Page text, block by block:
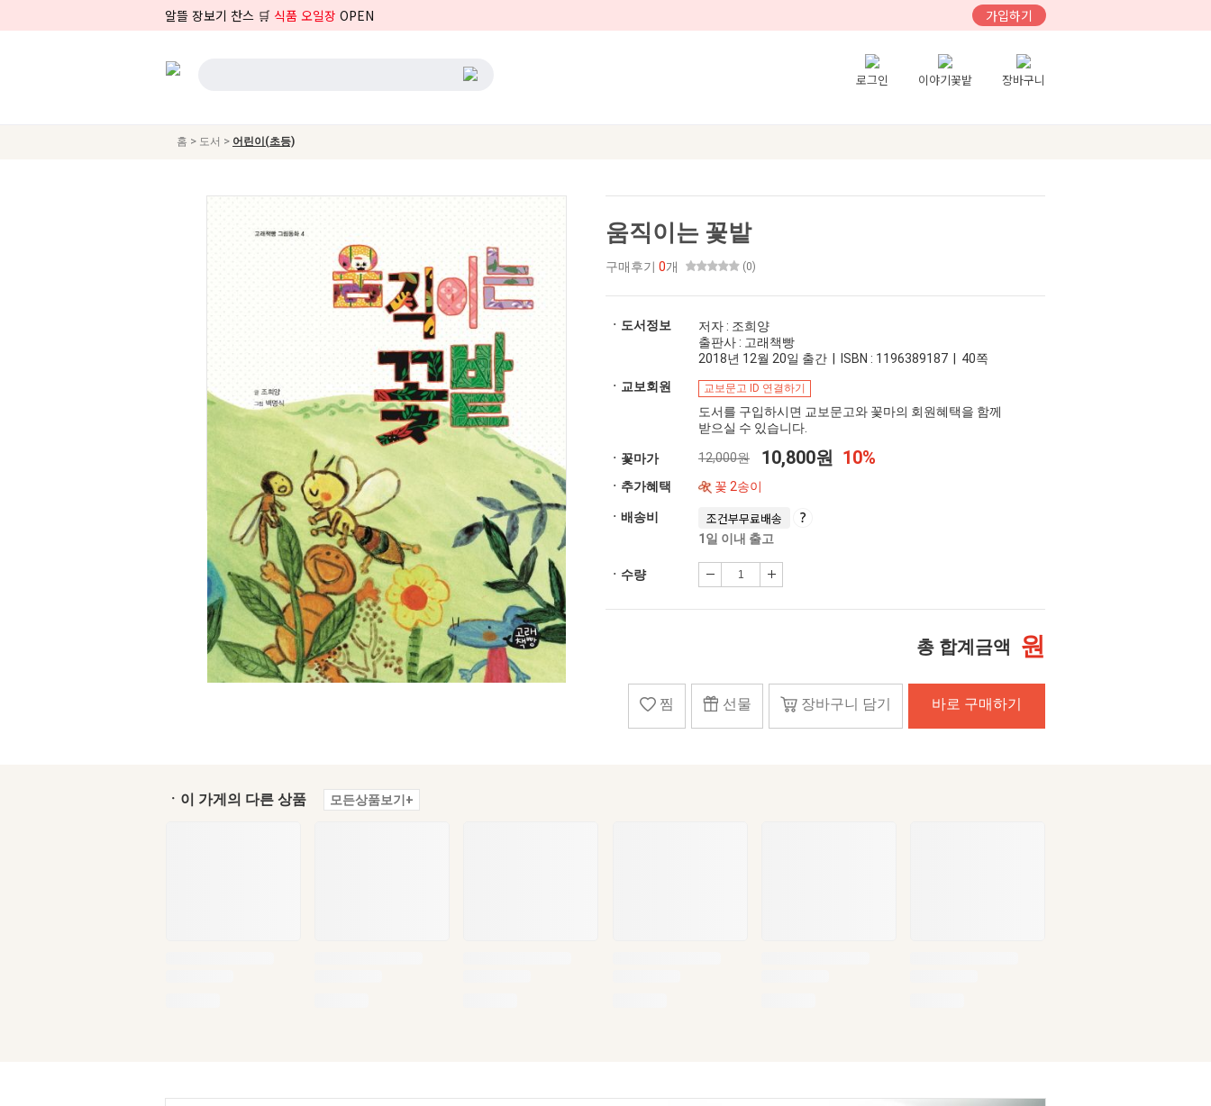
알뜰 장보기 찬스 🛒 식품 오일장 OPEN 가입하기
로그인 이야기꽃밭 장바구니
홈 > 도서 > 어린이(초등)
움직이는 꽃밭
구매후기 0개 (0)
ㆍ도서정보
저자 : 조희양
출판사 : 고래책빵
2018년 12월 20일 출간 | ISBN : 1196389187 | 40쪽
ㆍ교보회원
교보문고 ID 연결하기
도서를 구입하시면 교보문고와 꽃마의 회원혜택을 함께
받으실 수 있습니다.
ㆍ꽃마가 12,000원 10,800원 10%
ㆍ추가혜택 꽃 2송이
ㆍ배송비 조건부무료배송
1일 이내 출고
ㆍ수량
총 합계금액 원
찜 선물 장바구니 담기 바로 구매하기
ㆍ이 가게의 다른 상품 모든상품보기+